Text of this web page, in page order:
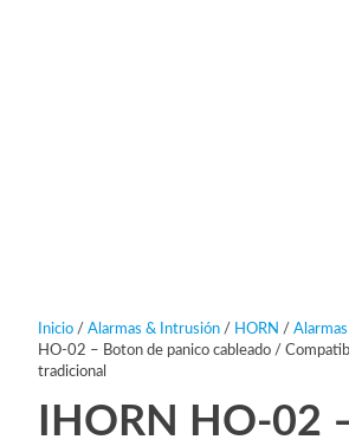
Inicio/ Alarmas & Intrusión/ HORN / Alarmas
HO-02 – Boton de panico cableado /
tradicional
IHORN HO-02